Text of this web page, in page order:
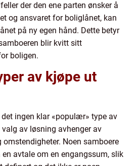
der den ene parten ønsker å
og ansvaret for boliglånet, kan
på ny egen hånd. Dette betyr
blir kvitt sitt
boligen.
av kjøpe ut
ingen klar «populær» type av
av løsning avhenger av
Noen samboere
avtale om en engangssum, slik